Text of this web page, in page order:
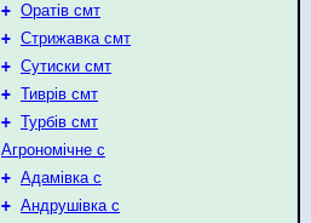
+ Оратів смт
+ Стрижавка смт
+ Сутиски смт
+ Тиврів смт
+ Турбів смт
Агрономічне с
+ Адамівка с
+ Андрушівка с